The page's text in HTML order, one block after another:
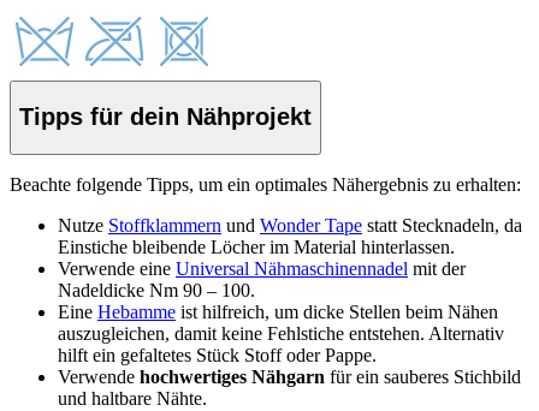
Tipps für dein Nähprojekt
Beachte folgende Tipps, um ein optimales Nähergebnis zu erhalten:
Nutze Stoffklammern und Wonder Tape statt Stecknadeln, da
Einstiche bleibende Löcher im Material hinterlassen.
Verwende eine Universal Nähmaschinennadel mit der
Nadeldicke Nm 90 – 100.
Eine Hebamme ist hilfreich, um dicke Stellen beim Nähen
auszugleichen, damit keine Fehlstiche entstehen. Alternativ
hilft ein gefaltetes Stück Stoff oder Pappe.
Verwende hochwertiges Nähgarn für ein sauberes Stichbild
und haltbare Nähte.